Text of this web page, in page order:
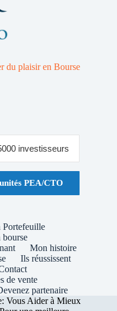
du plaisir en Bourse
PEA/CTO
Portefeuille
Mon histoire
Ils réussissent
de vente
partenaire
Vous Aider à Mieux